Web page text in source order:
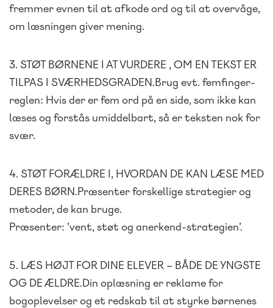
fremmer evnen til at afkode ord og til at overvåge,
om læsningen giver mening.
3. STØT BØRNENE I AT VURDERE , OM EN TEKST ER
TILPAS I SVÆRHEDSGRADEN.Brug evt. femfinger-
reglen: Hvis der er fem ord på en side, som ikke kan
læses og forstås umiddelbart, så er teksten nok for
svær.
4. STØT FORÆLDRE I, HVORDAN DE KAN LÆSE MED
DERES BØRN.Præsenter forskellige strategier og
metoder, de kan bruge.
Præsenter: ’vent, støt og anerkend-strategien’.
5. LÆS HØJT FOR DINE ELEVER – BÅDE DE YNGSTE
OG DE ÆLDRE.Din oplæsning er reklame for
bogoplevelser og et redskab til at styrke børnenes